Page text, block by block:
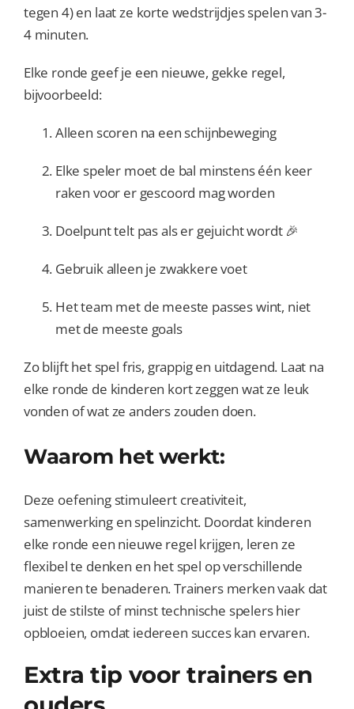
tegen 4) en laat ze korte wedstrijdjes spelen van 3-
4 minuten.
Elke ronde geef je een nieuwe, gekke regel,
bijvoorbeeld:
Alleen scoren na een schijnbeweging
Elke speler moet de bal minstens één keer
raken voor er gescoord mag worden
Doelpunt telt pas als er gejuicht wordt 🎉
Gebruik alleen je zwakkere voet
Het team met de meeste passes wint, niet
met de meeste goals
Zo blijft het spel fris, grappig en uitdagend. Laat na
elke ronde de kinderen kort zeggen wat ze leuk
vonden of wat ze anders zouden doen.
Waarom het werkt:
Deze oefening stimuleert creativiteit,
samenwerking en spelinzicht. Doordat kinderen
elke ronde een nieuwe regel krijgen, leren ze
flexibel te denken en het spel op verschillende
manieren te benaderen. Trainers merken vaak dat
juist de stilste of minst technische spelers hier
opbloeien, omdat iedereen succes kan ervaren.
Extra tip voor trainers en